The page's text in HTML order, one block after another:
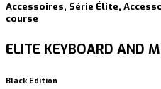
Accessoires, Série Élite,
course
ELITE KEYBOARD AND
Black Edition